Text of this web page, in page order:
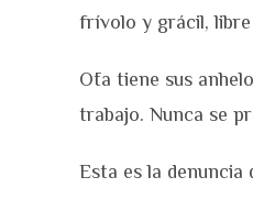
frívolo y grácil,
Ōta tiene sus
trabajo. Nunca se
Esta es la denuncia